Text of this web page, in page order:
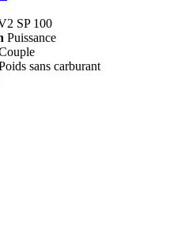
SP 100
Puissance
sans carburant